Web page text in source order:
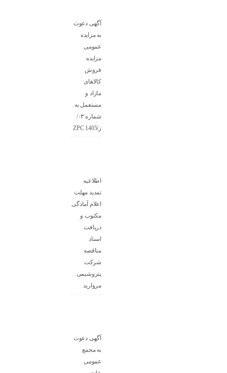
آگهی دعوت
به مزایده
عمومی
مزایده
فروش
کالاهای
مازاد و
مستعمل به
شماره ۰۳/
ز/ZPC 1405
اطلاعیه
تمدید مهلت
اعلام آمادگی
مکتوب و
دریافت
اسناد
مناقصه
شرکت
پتروشیمی
مروارید
آگهی دعوت
به مجمع
عمومی